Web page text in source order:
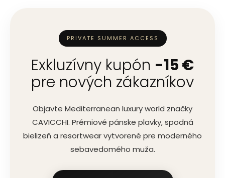
PRIVATE SUMMER ACCESS
Exkluzívny kupón -15 €
pre nových zákazníkov
Objavte Mediterranean luxury world značky
CAVICCHI. Prémiové pánske plavky, spodná
bielizeň a resortwear vytvorené pre moderného
sebavedomého muža.